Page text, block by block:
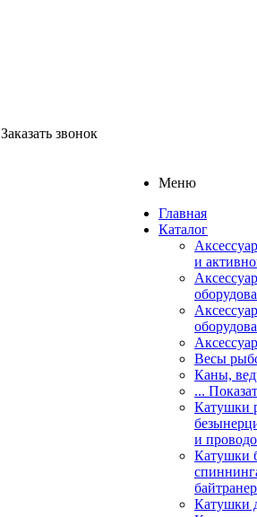
Заказать звонок
Меню
Главная
Каталог
и
Весы
Каны,
...
Катушки
и
Катушки
Катушки